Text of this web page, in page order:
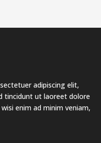
adipiscing elit,
tincidunt ut laoreet dolore
enim ad minim veniam,